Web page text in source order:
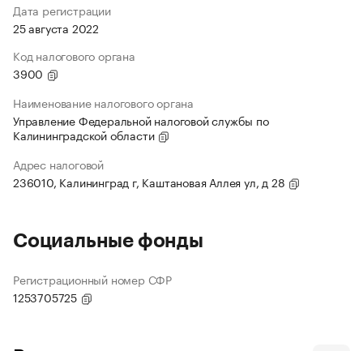
Дата регистрации
25 августа 2022
Код налогового органа
3900
Наименование налогового органа
Управление Федеральной налоговой службы по
Калининградской области
Адрес налоговой
236010, Калининград г, Каштановая Аллея ул, д 28
Социальные фонды
Регистрационный номер СФР
1253705725